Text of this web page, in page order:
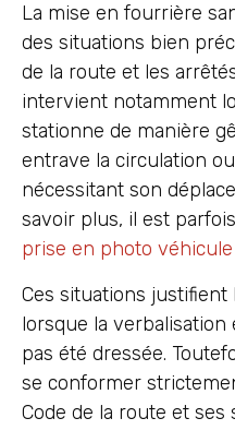
La mise en fourrière
des situations bien
de la route et les
intervient notamment
stationne de manière
entrave la circulation
nécessitant son
savoir plus, il est
prise en photo
Ces situations justifient
lorsque la verbalisation
pas été dressée.
se conformer
Code de la route et ses